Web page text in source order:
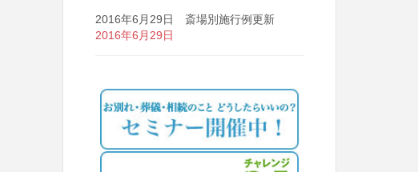
2016年6月29日 斎場別施行例更新
2016年6月29日